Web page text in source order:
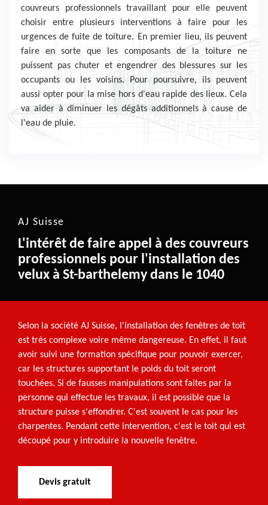
couvreurs professionnels travaillant pour elle peuvent
choisir entre plusieurs interventions à faire pour les
urgences de fuite de toiture. En premier lieu, ils peuvent
faire en sorte que les composants de la toiture ne
puissent pas chuter et engendrer des blessures sur les
occupants ou les voisins. Pour poursuivre, ils peuvent
aussi opter pour la mise hors d'eau rapide des lieux. Cela
va aider à diminuer les dégâts additionnels à cause de
l'eau de pluie.
AJ Suisse
L'intérêt de faire appel à des couvreurs
professionnels pour l'installation des
velux à St-barthelemy dans le 1040
Selon la société AJ Suisse, l'installation des fenêtres de toit
est très complexe voire même dangereuse. En effet, il faut
avoir suivi une formation spécifique pour pouvoir exercer,
car les structures supportant le poids du toit seront
touchées. Si de fausses manipulations sont faites par la
personne qui effectue les travaux, il est possible que la
structure puisse s'effondrer. C'est souvent le cas pour les
charpentes. Pendant cette intervention, c'est le toit qui est
découpé pour y introduire la nouvelle fenêtre.
Devis gratuit